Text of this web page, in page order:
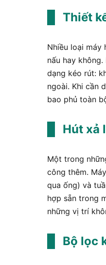
Thiết
Nhiều loại máy
nấu hay
dạng kéo rút:
ngoài. Khi cần
bao phủ toàn
Hút xả
Một trong
công thêm.
qua ống) và
hợp sẵn trong
những vị trí
Bộ lọc